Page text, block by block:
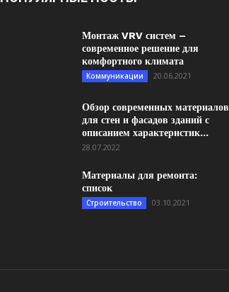
Монтаж VRV систем –
современное решение для
комфортного климата
Коммуникации 20.06.2021
Обзор современных материалов
для стен и фасадов зданий с
описанием характеристик...
28.07.2022
Материалы для ремонта:
список
Строительство 03.10.2021